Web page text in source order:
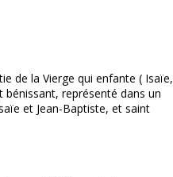
de la Vierge qui enfante ( Isaïe,
représenté dans un
et Jean-Baptiste, et saint